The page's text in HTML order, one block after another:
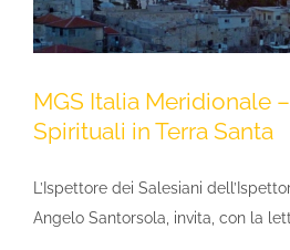
MGS Italia Meridionale
Spirituali in Terra Santa
L’Ispettore dei Salesiani
Angelo Santorsola, invita, con la